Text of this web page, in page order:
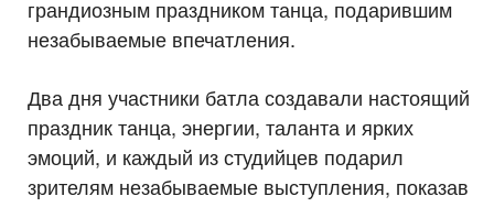
грандиозным праздником танца, подарившим
незабываемые впечатления.
Два дня участники батла создавали настоящий
праздник танца, энергии, таланта и ярких
эмоций, и каждый из студийцев подарил
зрителям незабываемые выступления, показав